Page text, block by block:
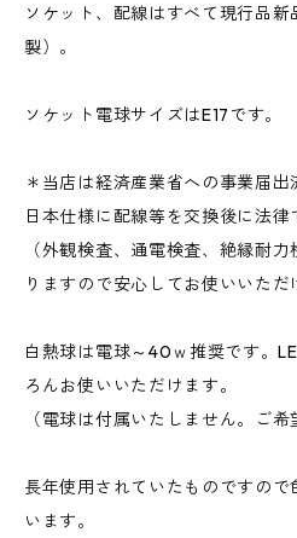
ソケット、配線はすべて現行品
製）。
ソケット電球サイズはE17です。
＊当店は経済産業省への事業届出
日本仕様に配線等を交換後に法
（外観検査、通電検査、絶縁耐
りますので安心してお使いいただ
白熱球は電球～40ｗ推奨です。
ろんお使いいただけます。
（電球は付属いたしません。ご
長年使用されていたものですの
います。